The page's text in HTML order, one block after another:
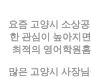
요즘 고양시 소상
한 관심이 높아지
최적의 영어학원
많은 고양시 사장